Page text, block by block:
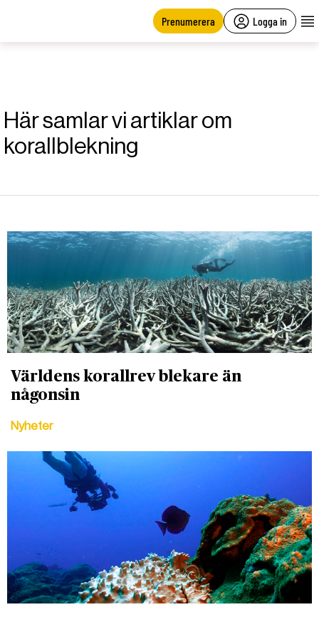
Prenumerera Logga in
Här samlar vi artiklar om
korallblekning
Världens korallrev blekare än
någonsin
Nyheter